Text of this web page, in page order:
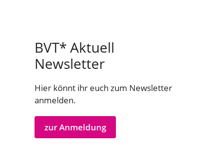
BVT* Aktuell
Newsletter
Hier könnt ihr euch zum Newsletter
anmelden.
zur Anmeldung